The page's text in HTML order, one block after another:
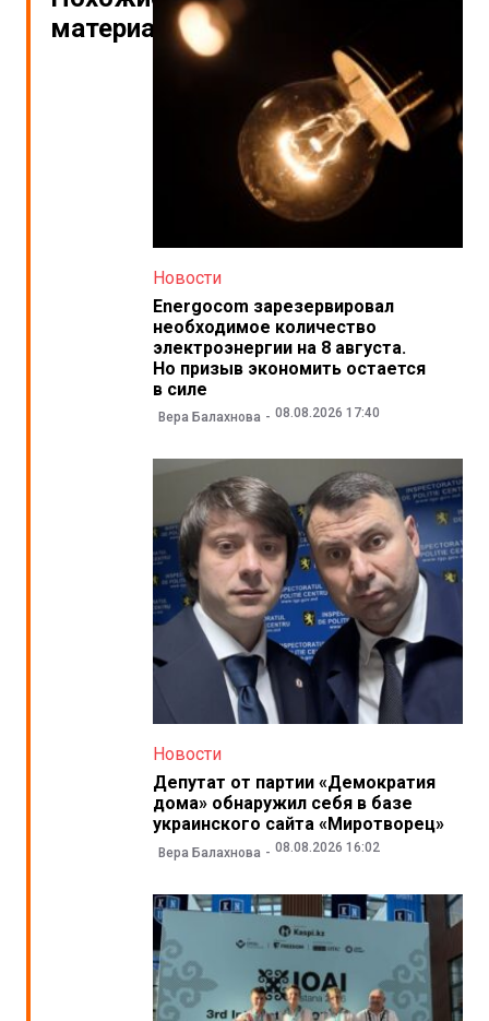
материалы
Новости
Energocom зарезервировал
необходимое количество
электроэнергии на 8 августа.
Но призыв экономить остается
в силе
Вера Балахнова 08.08.2026 17:40
Новости
Депутат от партии «Демократия
дома» обнаружил себя в базе
украинского сайта «Миротворец»
Вера Балахнова 08.08.2026 16:02